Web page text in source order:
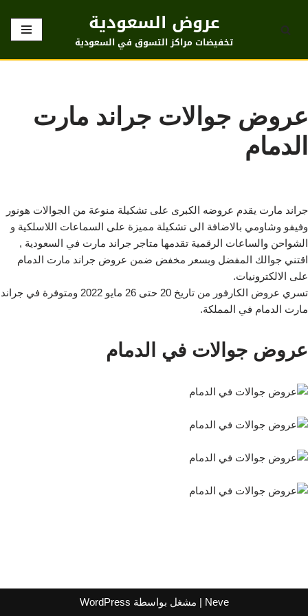
تخطى
عروض السعودية
تخفيضات مراكز التسوق في السعودية
عروض جوالات جراند مارت
الدمام
جراند مارت يقدم عروضه الكبرى على تشكيلة منوعة من الجوالات هونور
وفيفو وشاومي بالاضافة الى تشكيلة مميزة على السماعات اللاسلكية و
الشواحن والساعات الرقمية تقدمها متاجر جراند مارت في السعودية ,
اقتني جوالك المفضل وبسعر مخفض ضمن عروض جراند مارت الدمام
على الالكترونيات.
تسري عروض الكارفور من تاريخ 20 حتى 26 مايو 2022 ومتوفرة في جراند
مارت الدمام في المملكة.
عروض جوالات في الدمام
Neve | مشغل بواسطة WordPress
اشترك لتصلك عروض مراكز التسوق